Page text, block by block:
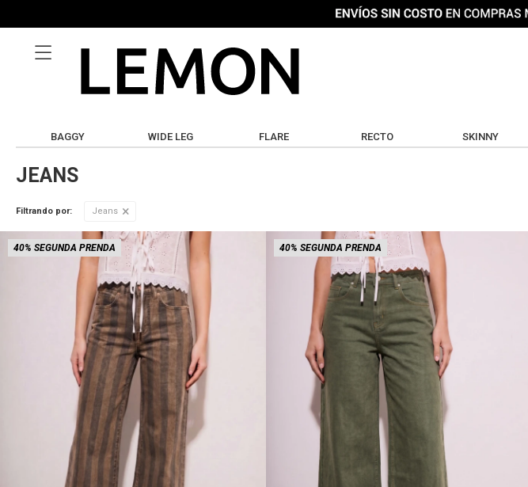

BAGGY WIDE LEG FLARE RECTO SKINNY
JEANS
Filtrando por: Jeans
40% SEGUNDA PRENDA 40% SEGUNDA PRENDA